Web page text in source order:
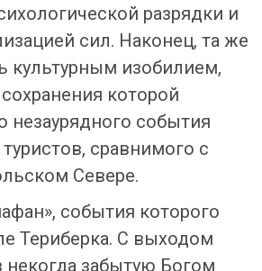
разрядки и
сил. Наконец, та же
культурным изобилием,
которой
незаурядного события
сравнимого с
Севере.
события которого
Териберка. С выходом
забытую Богом